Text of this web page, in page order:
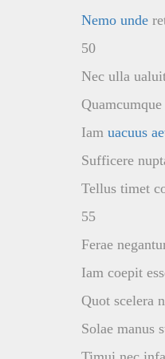
Nemo unde
50
Nec ulla
Iam uacuus
Sufficere
Tellus timet
55
Ferae
Iam coepit
Quot scelera
Solae manus